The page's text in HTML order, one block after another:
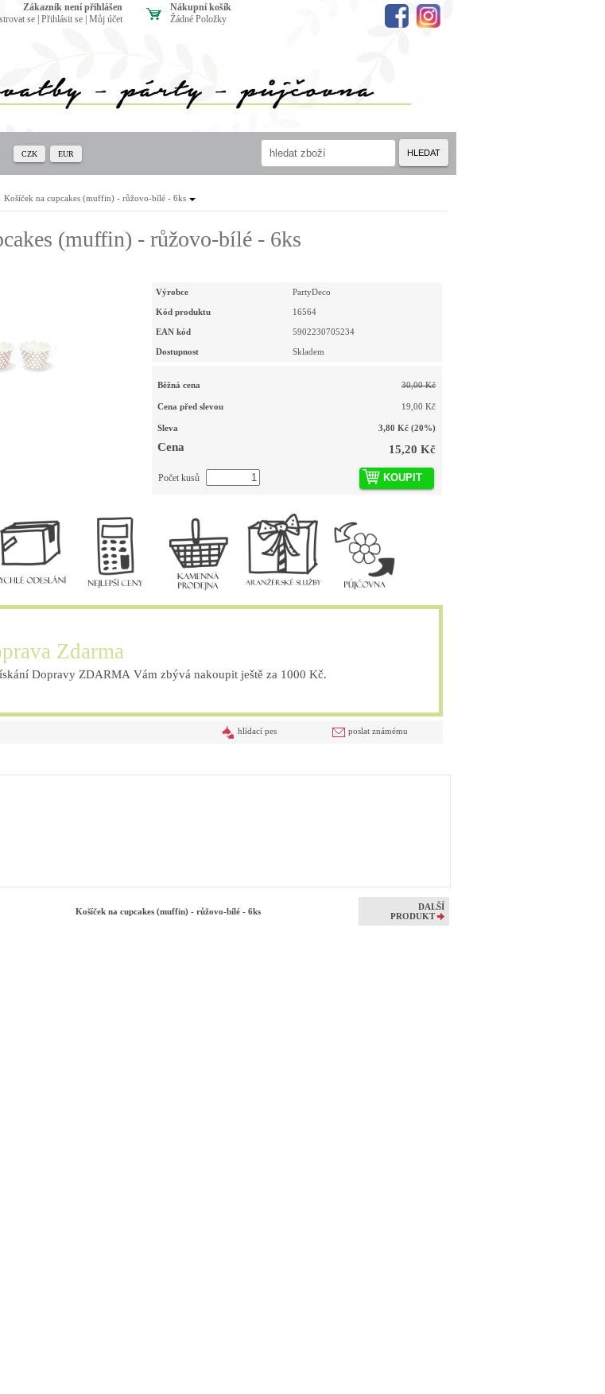
Košíček na cupcakes (muffin) - růžovo-bílé - 6ks
(muffin) - růžovo-bílé - 6ks
Výrobce PartyDeco
Kód produktu 16564
EAN kód 5902230705234
Dostupnost Skladem
Běžná cena 30,00 Kč
Cena před slevou 19,00 Kč
Sleva 3,80 Kč (20%)
Cena 15,20 Kč
KOUPIT
Počet kusů
Zdarma
Dopravy ZDARMA Vám zbývá nakoupit ještě za 1000 Kč.
poslat známému
hlídací pes
Košíček na cupcakes (muffin) - růžovo-bílé - 6ks
DALŠÍ
PRODUKT
Nákupní košík
Žádné Položky
zákazník není přihlášen
se Přihlásit se Můj účet
CZK EUR HLEDAT